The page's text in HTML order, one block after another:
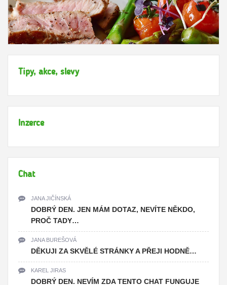
Tipy, akce, slevy
Inzerce
Chat
JANA JIČÍNSKÁ
DOBRÝ DEN. JEN MÁM DOTAZ, NEVÍTE NĚKDO,
PROČ TADY…
JANA BUREŠOVÁ
DĚKUJI ZA SKVĚLÉ STRÁNKY A PŘEJI HODNĚ…
KAREL JIRAS
DOBRÝ DEN. NEVÍM ZDA TENTO CHAT FUNGUJE